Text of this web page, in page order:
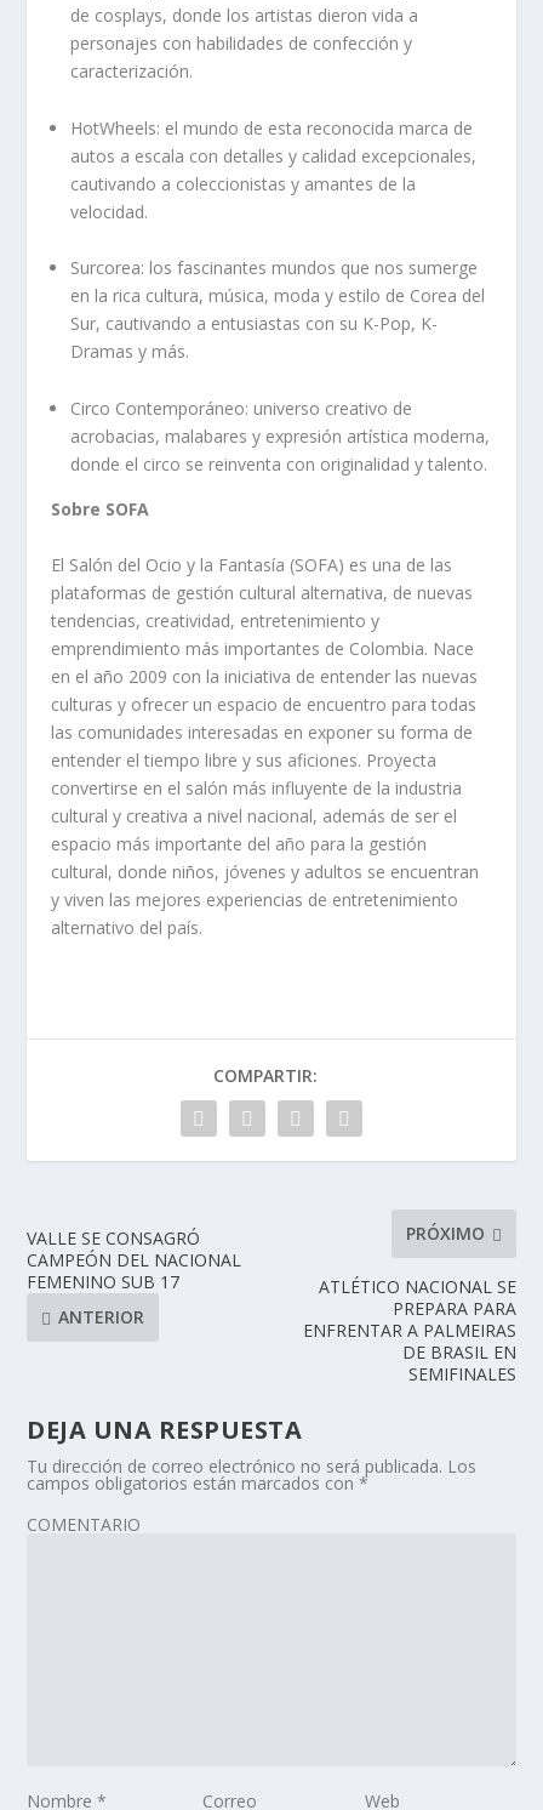
de cosplays, donde los artistas dieron vida a
personajes con habilidades de confección y
caracterización.
HotWheels: el mundo de esta reconocida marca de
autos a escala con detalles y calidad excepcionales,
cautivando a coleccionistas y amantes de la
velocidad.
Surcorea: los fascinantes mundos que nos sumerge
en la rica cultura, música, moda y estilo de Corea del
Sur, cautivando a entusiastas con su K-Pop, K-
Dramas y más.
Circo Contemporáneo: universo creativo de
acrobacias, malabares y expresión artística moderna,
donde el circo se reinventa con originalidad y talento.
Sobre SOFA
El Salón del Ocio y la Fantasía (SOFA) es una de las
plataformas de gestión cultural alternativa, de nuevas
tendencias, creatividad, entretenimiento y
emprendimiento más importantes de Colombia. Nace
en el año 2009 con la iniciativa de entender las nuevas
culturas y ofrecer un espacio de encuentro para todas
las comunidades interesadas en exponer su forma de
entender el tiempo libre y sus aficiones. Proyecta
convertirse en el salón más influyente de la industria
cultural y creativa a nivel nacional, además de ser el
espacio más importante del año para la gestión
cultural, donde niños, jóvenes y adultos se encuentran
y viven las mejores experiencias de entretenimiento
alternativo del país.
COMPARTIR:
VALLE SE CONSAGRÓ
CAMPEÓN DEL NACIONAL
FEMENINO SUB 17
ANTERIOR
PRÓXIMO
ATLÉTICO NACIONAL SE
PREPARA PARA
ENFRENTAR A PALMEIRAS
DE BRASIL EN
SEMIFINALES
DEJA UNA RESPUESTA
Tu dirección de correo electrónico no será publicada. Los
campos obligatorios están marcados con*
COMENTARIO
Nombre* Correo Web